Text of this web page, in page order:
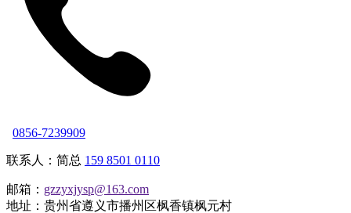
0856-7239909
联系人：简总 159 8501 0110
邮箱： gzzyxjysp@163.com
地址：贵州省遵义市播州区枫香镇枫元村